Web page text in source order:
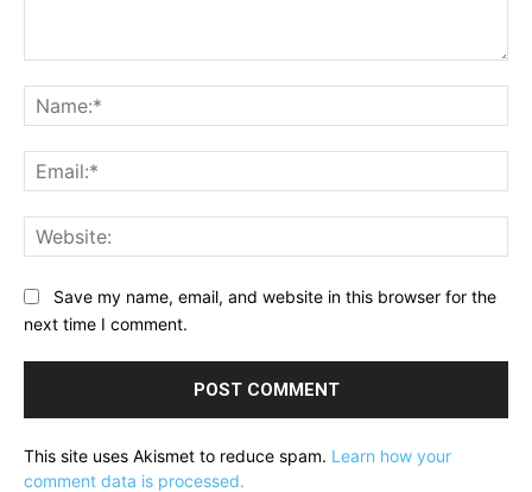
Save my name, email, and website in this browser for the
next time I comment.
This site uses Akismet to reduce spam. Learn how your
comment data is processed.